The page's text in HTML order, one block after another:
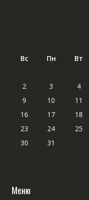
Вс Пн Вт
2
3 4
9
10 11
16
17 18
23
24 25
30
31
Меню